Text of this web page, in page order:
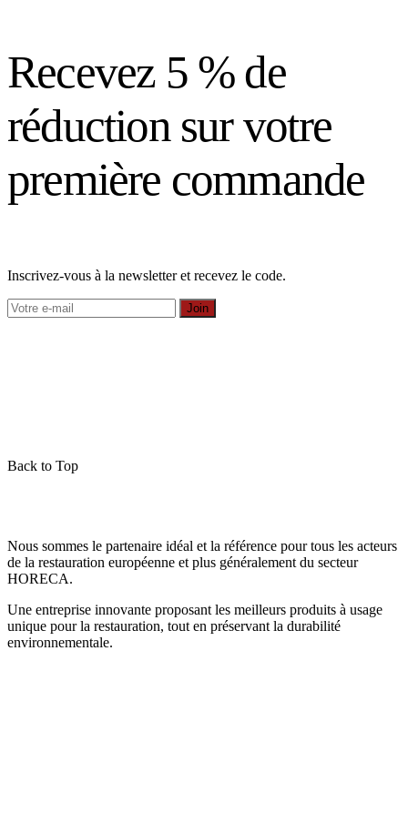
Recevez 5 % de
réduction sur votre
première commande
Inscrivez-vous à la newsletter et recevez le code.
Join
Back to Top
Nous sommes le partenaire idéal et la référence pour tous les acteurs
de la restauration européenne et plus généralement du secteur
HORECA.
Une entreprise innovante proposant les meilleurs produits à usage
unique pour la restauration, tout en préservant la durabilité
environnementale.